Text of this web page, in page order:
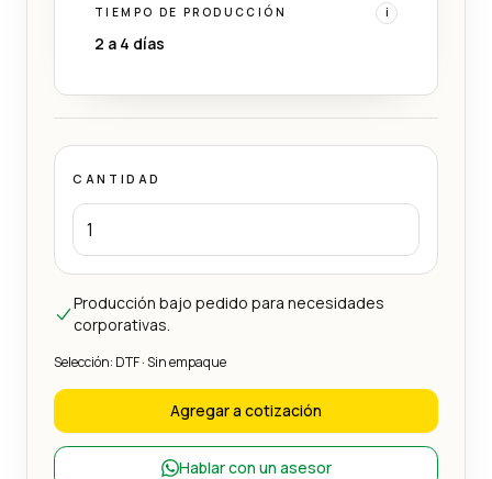
TIEMPO DE PRODUCCIÓN i
2 a 4 días
CANTIDAD
Producción bajo pedido para necesidades
corporativas.
Selección: DTF · Sin empaque
Agregar a cotización
Hablar con un asesor